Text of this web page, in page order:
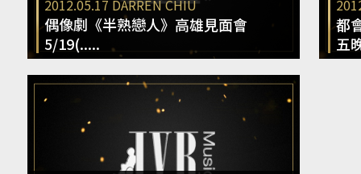
2012.05.17 DARREN CHIU
偶像劇《半熟戀人》高雄見面會
5/19(.....
都
五